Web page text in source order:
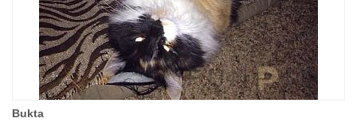
Bukta